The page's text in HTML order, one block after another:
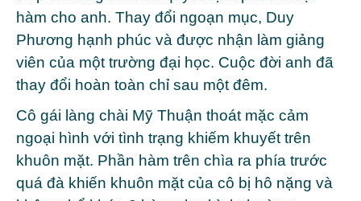
hàm cho anh. Thay đổi ngoạn mục, Duy
Phương hạnh phúc và được nhận làm giảng
viên của một trường đại học. Cuộc đời anh đã
thay đổi hoàn toàn chỉ sau một đêm.
Cô gái làng chài Mỹ Thuận thoát mặc cảm
ngoại hình với tình trạng khiếm khuyết trên
khuôn mặt. Phần hàm trên chìa ra phía trước
quá đà khiến khuôn mặt của cô bị hô nặng và